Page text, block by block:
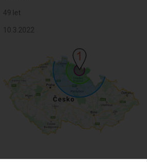
49 let
10.3.2022